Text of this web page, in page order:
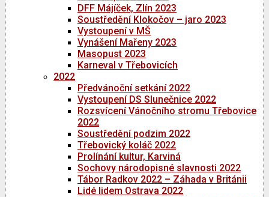
DFF Májíček, Zlín 2023
Soustředění Klokočov – jaro 2023
Vystoupení v MŠ
Vynášení Mařeny 2023
Masopust 2023
Karneval v Třebovicích
2022
Předvánoční setkání 2022
Vystoupení DS Slunečnice 2022
Rozsvícení Vánočního stromu Třebovice
2022
Soustředění podzim 2022
Třebovický koláč 2022
Prolínání kultur, Karviná
Sochovy národopisné slavnosti 2022
Tábor Radkov 2022 – Záhada v Británii
Lidé lidem Ostrava 2022